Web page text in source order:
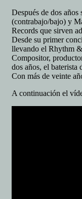
Después de dos
(contrabajo/bajo) y
Records que sirven
Desde su primer
llevando el Rhythm &
Compositor,
dos años, el
Con más de veinte
A continuación el